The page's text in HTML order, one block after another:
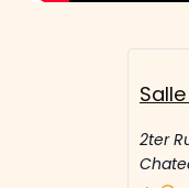
2ter